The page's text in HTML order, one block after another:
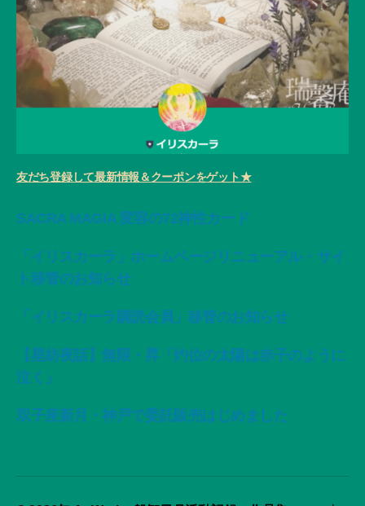
友だち登録して最新情報＆クーポンをゲット★
SACRA MAGIA 変容の72神性カード
「イリスカーラ」ホームページリニューアル・サイ
ト移管のお知らせ
「イリスカーラ購読会員」移管のお知らせ
【星紡夜話】無限・昇「灼位の太陽は赤子のように
泣く」
双子座新月・神戸で委託販売はじめました